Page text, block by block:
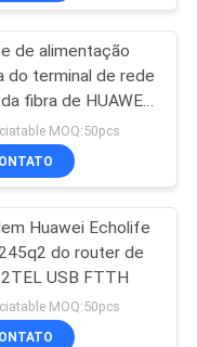
14
de alimentação
do terminal de rede
fibra de HUAWEI
100A
MOQ:50pcs
Huawei Echolife
do router de
2TEL USB FTTH
MOQ:50pcs